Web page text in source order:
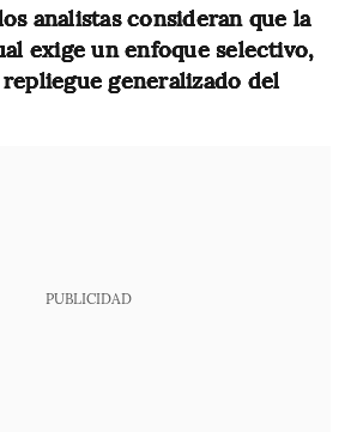
analistas consideran que la
exige un enfoque selectivo,
generalizado del
PUBLICIDAD